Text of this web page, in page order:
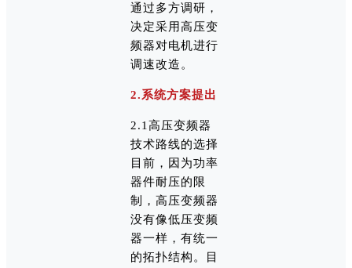
通过多方调研，
决定采用高压变
频器对电机进行
调速改造。
2.系统方案提出
2.1高压变频器
技术路线的选择
目前，因为功率
器件耐压的限
制，高压变频器
没有像低压变频
器一样，有统一
的拓扑结构。目